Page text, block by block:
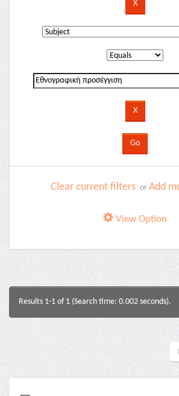
Clear current filters or Add
View Option
Results 1-1 of 1 (Search time: 0.002 seconds).